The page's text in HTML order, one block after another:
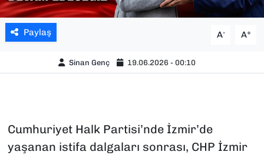
Paylaş A- A+
Sinan Genç 19.06.2026 - 00:10
Cumhuriyet Halk Partisi’nde İzmir’de
yaşanan istifa dalgaları sonrası, CHP İzmir